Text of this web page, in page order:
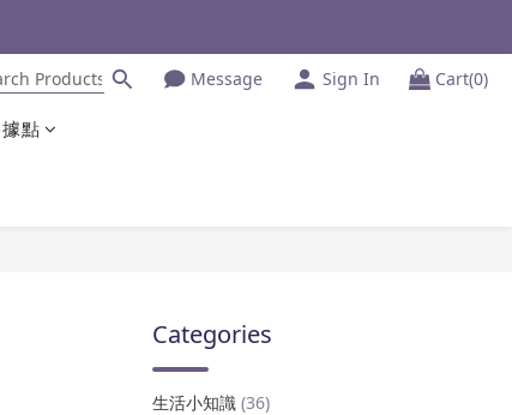
Message Sign In Cart(0)
點
Categories
生活小知識 (36)